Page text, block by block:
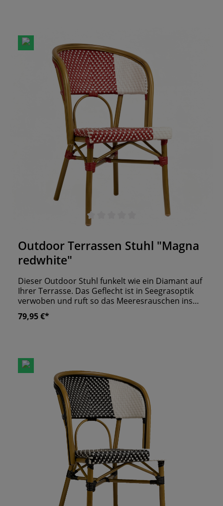
feuriges Rot, ein lebhaftes Beige oder ein
intensives Taupe. Gepaart mit der
Wetterbeständigkeit und der Eigenschaft zum
Stapeln ist dieser Outdoor Stuhl perfekt für den
Außenbereich Ihrer Gastronomie. Zögern Sie
nicht! stapelbar UV- und Wetterbeständig
Durchschnittliche Bewertung von 0 von 5 Sternen
Outdoor Terrassen Stuhl "Magna
redwhite"
Dieser Outdoor Stuhl funkelt wie ein Diamant auf
Ihrer Terrasse. Das Geflecht ist in Seegrasoptik
verwoben und ruft so das Meeresrauschen ins
Ohr. Der Stuhl lädt ein, sich niederzulassen und
einige ruhige Stunden zu genießen. Während Sie
lassen auf einen schlichten, klassischen Stil
schließen. Die gerade Linienführung und die
geometrischen Formen charakterisieren das
minimalistische Design. Für das ultimative
Gastroerlebnis bestellen Sie den Stuhl mit dazu
passenden Kissen in beige, taupe oder rot. Dieser
Look integriert sich ideal in den Außenbereich
Ihres Restaurants, Cafés oder Hotels. Dazu
kommt noch, dass er UV- und wetterbeständig ist
und man ihn bis zu sechs Stühle hoch stapeln
kann. Greifen Sie zu, solange der Vorrat reicht!
stapelbar UV- und Wetterbeständig
79,95 €*